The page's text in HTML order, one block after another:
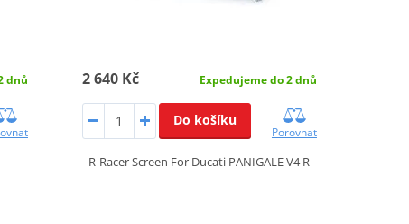
dnů 2 640 Kč Expedujeme do 2 dnů
Do košíku
Porovnat
R-Racer Screen For Ducati PANIGALE V4 R